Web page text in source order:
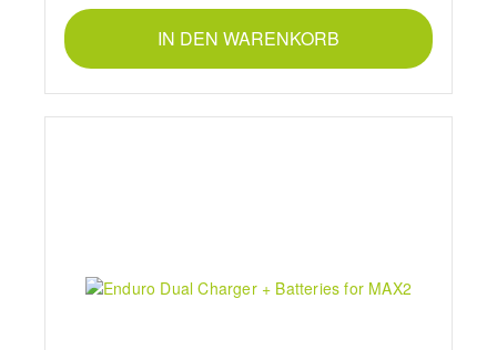
IN DEN WARENKORB